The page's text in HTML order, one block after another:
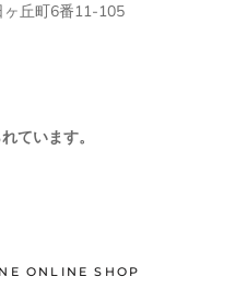
丘町6番11-105
ています。
ONLINE SHOP